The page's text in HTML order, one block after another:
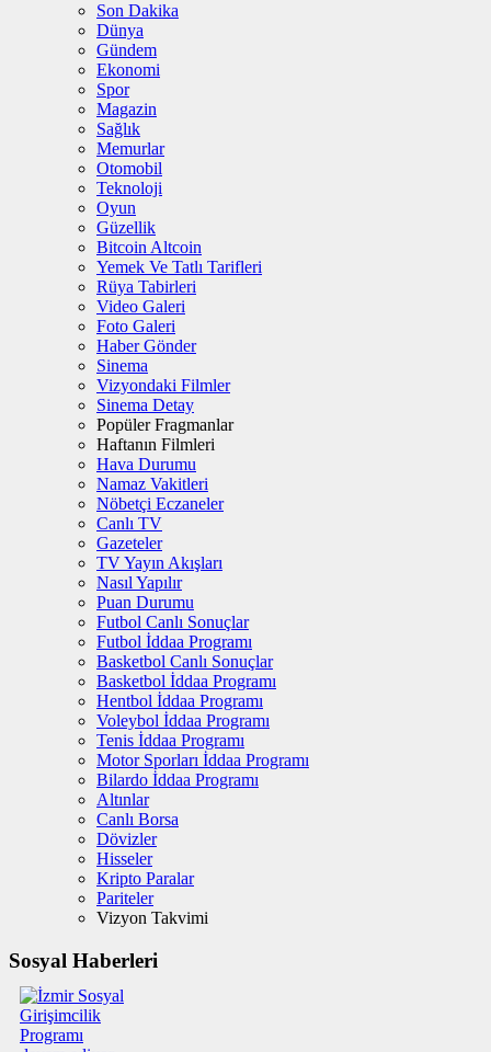
Son Dakika
Dünya
Gündem
Ekonomi
Spor
Magazin
Sağlık
Memurlar
Otomobil
Teknoloji
Oyun
Güzellik
Bitcoin Altcoin
Yemek Ve Tatlı Tarifleri
Rüya Tabirleri
Video Galeri
Foto Galeri
Haber Gönder
Sinema
Vizyondaki Filmler
Sinema Detay
Popüler Fragmanlar
Haftanın Filmleri
Hava Durumu
Namaz Vakitleri
Nöbetçi Eczaneler
Canlı TV
Gazeteler
TV Yayın Akışları
Nasıl Yapılır
Puan Durumu
Futbol Canlı Sonuçlar
Futbol İddaa Programı
Basketbol Canlı Sonuçlar
Basketbol İddaa Programı
Hentbol İddaa Programı
Voleybol İddaa Programı
Tenis İddaa Programı
Motor Sporları İddaa Programı
Bilardo İddaa Programı
Altınlar
Canlı Borsa
Dövizler
Hisseler
Kripto Paralar
Pariteler
Vizyon Takvimi
Sosyal Haberleri